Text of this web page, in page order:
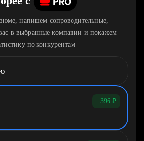
напишем сопроводительные,
в выбранные компании и покажем
по конкурентам
−396 ₽